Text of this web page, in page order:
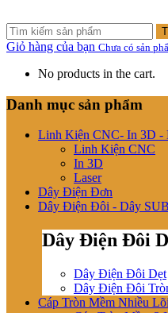
Giỏ hàng của bạn Chưa có sản
No products in the cart.
Danh mục sản phẩm
Linh Kiện CNC- In 3D -
Linh Kiện CNC
In 3D
Laser
Dây Điện Đơn
Dây Điện Đôi - Dây SUB
Dây Điện Đôi
Dây Điện Đôi Dẹt
Dây Điện Đôi
Cáp Tròn Mềm Nhiều Lõi